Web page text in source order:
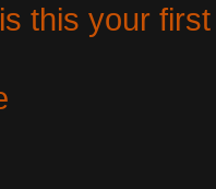
is this your